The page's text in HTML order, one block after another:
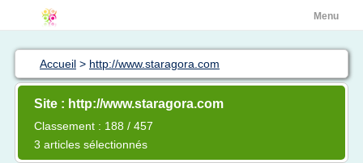
Menu
Accueil > http://www.staragora.com
Site : http://www.staragora.com
Classement : 188 / 457
3 articles sélectionnés